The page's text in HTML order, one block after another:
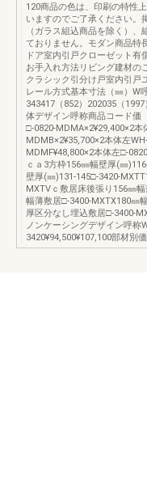
120商品の色は、印刷の特性
いますのでご了承ください。
（ガラス組込商品を除く）
ておりません。モダン商品特
ドア室内引戸クローゼット有
お手入れ方法リビング建材の
クラシック引分け戸室内引戸
レール方式基本寸法（㎜）W
343417（852）202035（
体デザイン呼称商品コード価
□-0820-MDMA×2¥29,400×2本
MDMB×2¥35,700×2本体左
MDMF¥48,800×2本体左□-
ｃａ3方枠156㎜幅壁厚(㎜
壁厚(㎜)131-145□-3420-
MXTVｃ敷居床後張り156㎜
幅薄敷居□-3400-MXTX180㎜
厚区分なし埋込敷居□-3400-
ノンケーシングデザイン呼称
3420¥94,500¥107,100部材別